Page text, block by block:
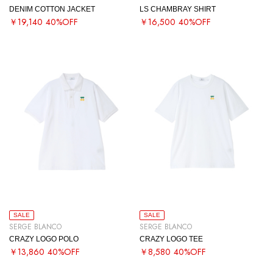
DENIM COTTON JACKET
￥19,140 40%OFF
LS CHAMBRAY SHIRT
￥16,500 40%OFF
SALE
SERGE BLANCO
CRAZY LOGO POLO
￥13,860 40%OFF
SALE
SERGE BLANCO
CRAZY LOGO TEE
￥8,580 40%OFF